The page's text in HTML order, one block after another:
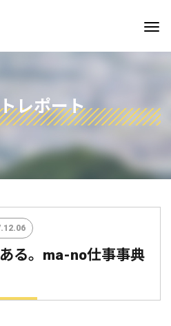
レポート
る。ma-no仕事事典